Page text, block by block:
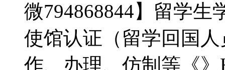
微794868844】留学
使馆认证（留学回国
作、办理、仿制等《